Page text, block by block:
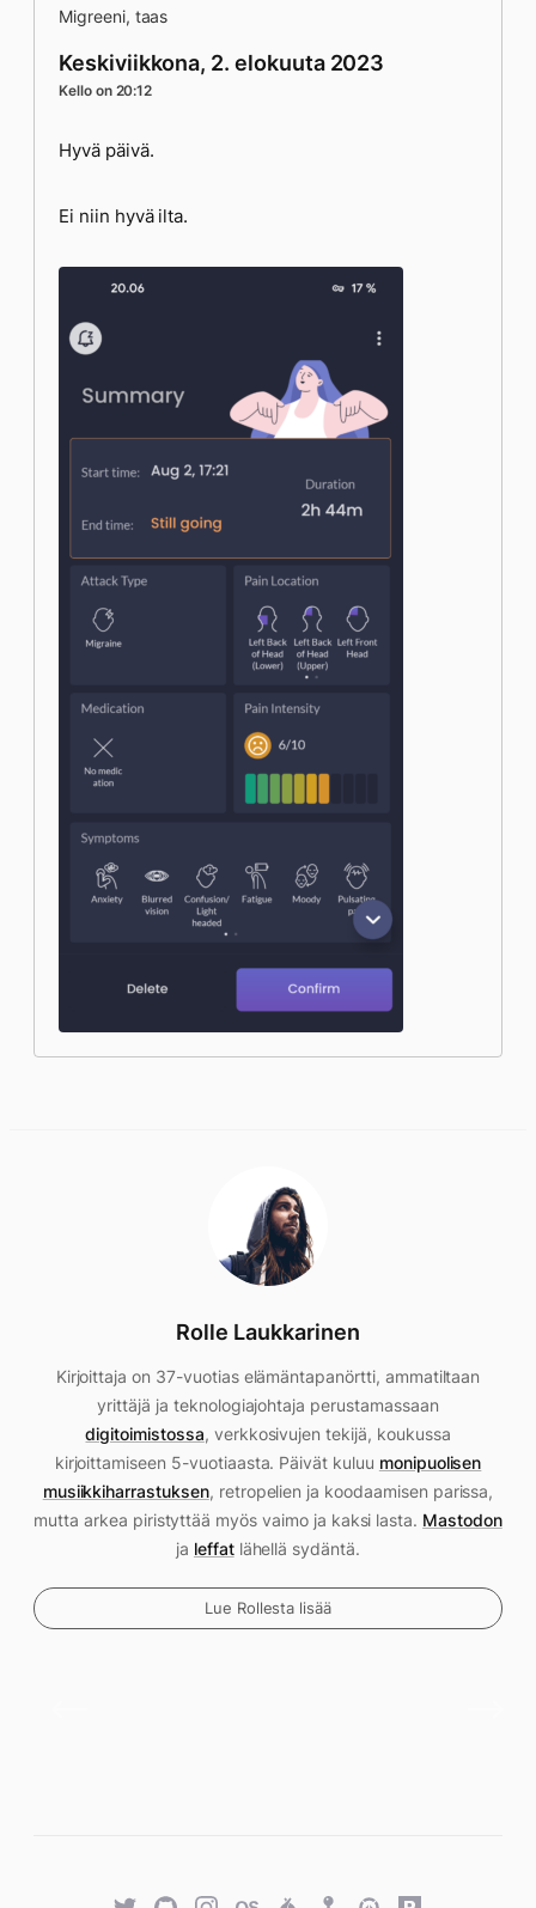
Migreeni, taas
Keskiviikkona, 2. elokuuta 2023
Kello on 20:12
Hyvä päivä.
Ei niin hyvä ilta.
Rolle Laukkarinen
Kirjoittaja on 37-vuotias elämäntapanörtti, ammatiltaan
yrittäjä ja teknologiajohtaja perustamassaan
digitoimistossa, verkkosivujen tekijä, koukussa
kirjoittamiseen 5-vuotiaasta. Päivät kuluu monipuolisen
musiikkiharrastuksen, retropelien ja koodaamisen parissa,
mutta arkea piristyttää myös vaimo ja kaksi lasta. Mastodon
ja leffatlähellä sydäntä.
Lue Rollesta lisää